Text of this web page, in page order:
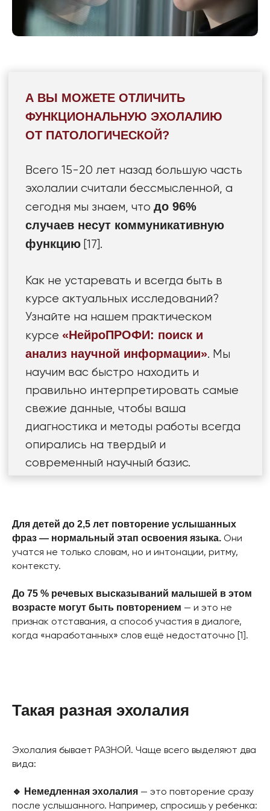
опирались на твердый и
современный научный базис.
Для детей до 2,5 лет повторение услышанных
фраз — нормальный этап освоения языка. Они
учатся не только словам, но и интонации, ритму,
контексту.
До 75 % речевых высказываний малышей в этом
возрасте могут быть повторением — и это не
признак отставания, а способ участия в диалоге,
когда «наработанных» слов ещё недостаточно [1].
Такая разная эхолалия
Эхолалия бывает РАЗНОЙ. Чаще всего выделяют два
вида:
🔹 Немедленная эхолалия — это повторение сразу
после услышанного. Например, спросишь у ребенка: